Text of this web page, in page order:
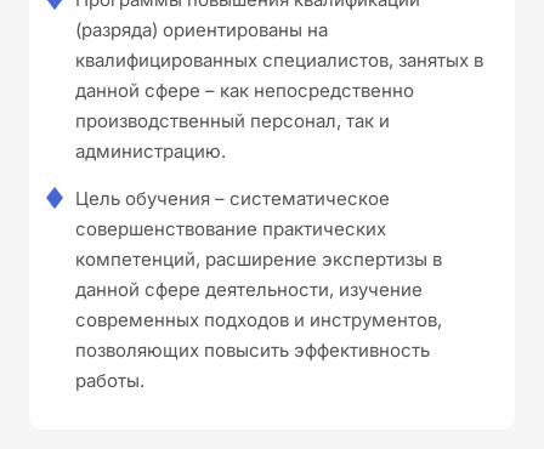
(разряда) ориентированы на
квалифицированных специалистов, занятых в
данной сфере – как непосредственно
производственный персонал, так и
администрацию.
Цель обучения – систематическое
совершенствование практических
компетенций, расширение экспертизы в
данной сфере деятельности, изучение
современных подходов и инструментов,
позволяющих повысить эффективность
работы.